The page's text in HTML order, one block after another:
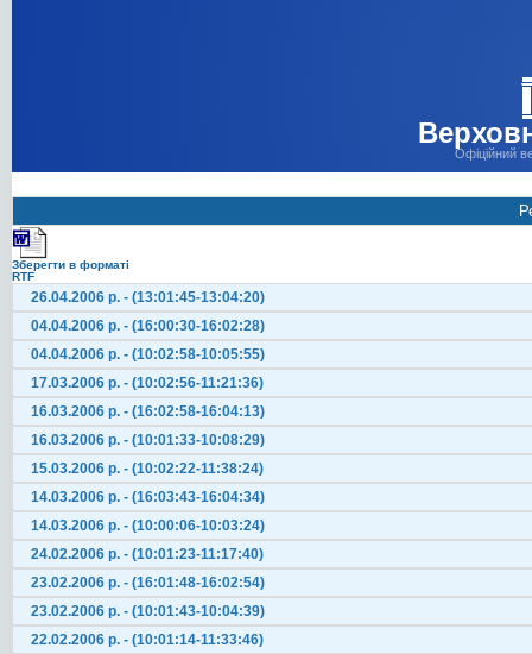
Офіційний
Зберегти в форматі
RTF
26.04.2006 р. - (13:01:45-13:04:20)
04.04.2006 р. - (16:00:30-16:02:28)
04.04.2006 р. - (10:02:58-10:05:55)
17.03.2006 р. - (10:02:56-11:21:36)
16.03.2006 р. - (16:02:58-16:04:13)
16.03.2006 р. - (10:01:33-10:08:29)
15.03.2006 р. - (10:02:22-11:38:24)
14.03.2006 р. - (16:03:43-16:04:34)
14.03.2006 р. - (10:00:06-10:03:24)
24.02.2006 р. - (10:01:23-11:17:40)
23.02.2006 р. - (16:01:48-16:02:54)
23.02.2006 р. - (10:01:43-10:04:39)
22.02.2006 р. - (10:01:14-11:33:46)